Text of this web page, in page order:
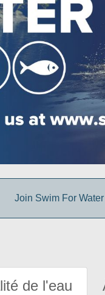
Join Swim For
de l'eau